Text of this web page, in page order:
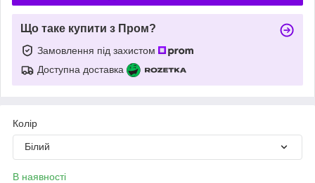
Що таке купити з Пром?
Замовлення під захистом
Доступна доставка
Колір
Білий
В наявності